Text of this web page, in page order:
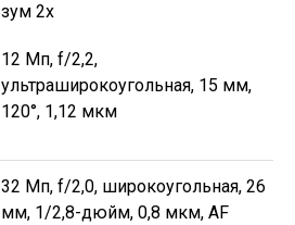
зум 2x
12 Мп, f/2,2,
ультраширокоугольная, 15 мм,
120°, 1,12 мкм
32 Мп, f/2,0, широкоугольная, 26
мм, 1/2,8-дюйм, 0,8 мкм, AF